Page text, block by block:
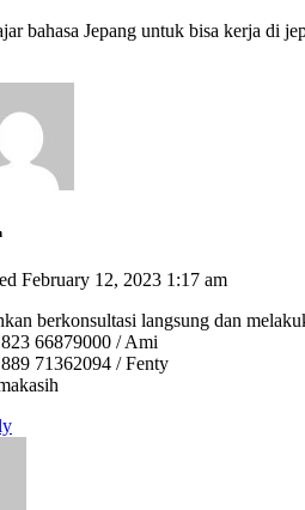
bahasa Jepang untuk bisa kerja di
February 12, 2023 1:17 am
berkonsultasi langsung dan
66879000 / Ami
71362094 / Fenty